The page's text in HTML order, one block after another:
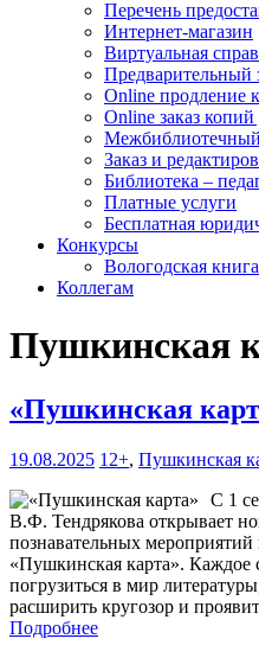
Перечень
Интернет-магазин
Виртуальная
Предварительный
Online продление
Online заказ
Заказ и
Библиотека –
Платные услуги
Бесплатная
Конкурсы
Вологодская
Коллегам
Пушкинская
«Пушкинская
19.08.2025 12+, Пушкинская
С 1
В.Ф. Тендрякова открывает
познавательных
«Пушкинская карта». Каждое
погрузиться в мир
расширить кругозор и
Подробнее